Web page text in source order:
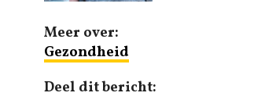
Meer over:
Gezondheid
Deel dit bericht: